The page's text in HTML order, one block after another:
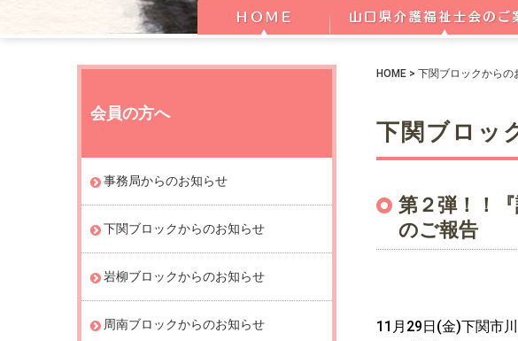
HOME> 下関ブロックからの
下関ブロッ
第２弾！！
のご報告
11 月 29日(金)下関市
会員の方へ
事務局からのお知らせ
下関ブロックからのお知らせ
岩柳ブロックからのお知らせ
周南ブロックからのお知らせ